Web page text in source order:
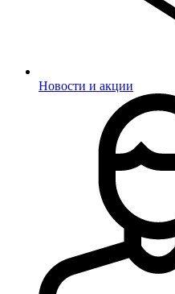
Новости и акции